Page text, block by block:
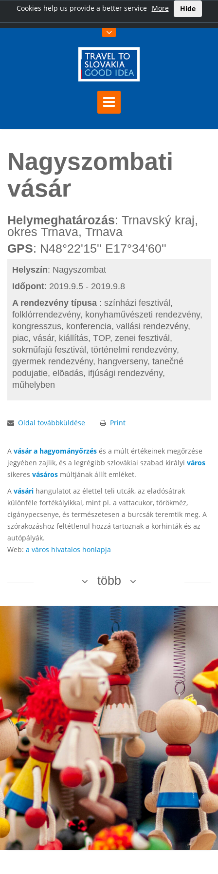
Cookies help us provide a better service More Hide
Nagyszombati vásár
Nagyszombati
vásár
Helymeghatározás: Trnavský kraj,
okres Trnava, Trnava
GPS: N48°22'15'' E17°34'60''
Helyszín: Nagyszombat
Időpont: 2019.9.5 - 2019.9.8
A rendezvény típusa : színházi fesztivál,
folklórrendezvény, konyhaművészeti rendezvény,
kongresszus, konferencia, vallási rendezvény,
piac, vásár, kiállítás, TOP, zenei fesztivál,
sokműfajú fesztivál, történelmi rendezvény,
gyermek rendezvény, hangverseny, tanečné
podujatie, elõadás, ifjúsági rendezvény,
műhelyben
Oldal továbbküldése Print
A vásár a hagyományőrzés és a múlt értékeinek megőrzése
jegyében zajlik, és a legrégibb szlovákiai szabad királyi város
sikeres vásáros múltjának állít emléket.
A vásári hangulatot az élettel teli utcák, az eladósátrak
különféle fortékályikkal, mint pl. a vattacukor, törökméz,
cigánypecsenye, és természetesen a burcsák teremtik meg. A
szórakozáshoz feltétlenül hozzá tartoznak a körhinták és az
autópályák.
Web: a város hivatalos honlapja
több